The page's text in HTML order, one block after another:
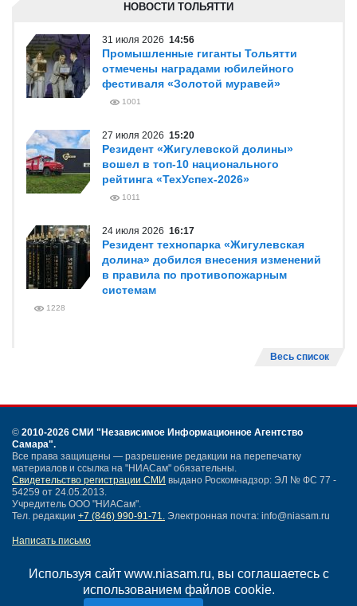
Используя сайт www.niasam.ru, вы соглашаетесь с
использованием файлов cookie.
НОВОСТИ ТОЛЬЯТТИ
31 июля 2026 14:56
Промышленные гиганты Тольятти
отмечены наградами юбилейного
фестиваля «Золотой муравей»
1001
27 июля 2026 15:20
Резидент «Жигулевской долины»
вошел в топ-10 национального
рейтинга «ТехУспех-2026»
1011
24 июля 2026 16:17
Резидент технопарка «Жигулевская
долина» добился внесения изменений
в правила по противопожарным
системам
1228
Весь список
© 2010-2026 СМИ "Независимое Информационное Агентство
Самара".
Все права защищены — разрешение редакции на перепечатку
материалов и ссылка на "НИАСам" обязательны.
Свидетельство регистрации СМИ выдано Роскомнадзор: ЭЛ № ФС 77 -
54259 от 24.05.2013.
Учредитель ООО "НИАСам".
Тел. редакции +7 (846) 990-91-71. Электронная почта: info@niasam.ru
Написать письмо
Нашли ошибку?
Политика конфиденциальности